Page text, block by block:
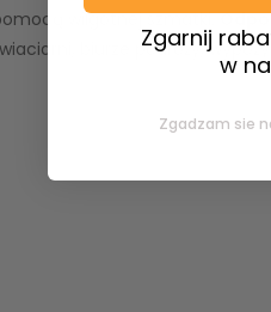
wilgotnej szmatki.
biurze podróży,
Zgarnij
w
Zgadzam sie